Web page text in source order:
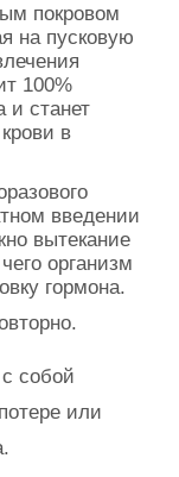
покровом
на пусковую
100%
и станет
в
введении
вытекание
организм
гормона.
собой
или